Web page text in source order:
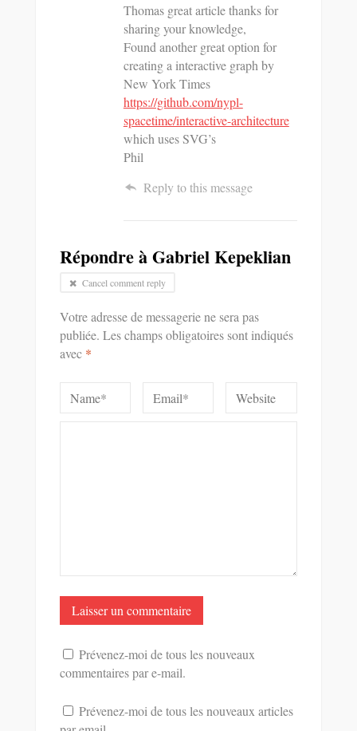
Thomas great article thanks for
sharing your knowledge,
Found another great option for
creating a interactive graph by
New York Times
https://github.com/nypl-
spacetime/interactive-architecture
which uses SVG’s
Phil
Reply to this message
Répondre àGabriel Kepeklian
Cancel comment reply
Votre adresse de messagerie ne sera pas
publiée. Les champs obligatoires sont indiqués
avec *
Prévenez-moi de tous les nouveaux
commentaires par e-mail.
Prévenez-moi de tous les nouveaux articles